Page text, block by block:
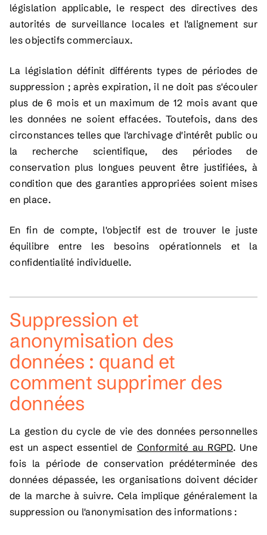
législation applicable, le respect des directives des
autorités de surveillance locales et l'alignement sur
les objectifs commerciaux.
La législation définit différents types de périodes de
suppression ; après expiration, il ne doit pas s'écouler
plus de 6 mois et un maximum de 12 mois avant que
les données ne soient effacées. Toutefois, dans des
circonstances telles que l'archivage d'intérêt public ou
la recherche scientifique, des périodes de
conservation plus longues peuvent être justifiées, à
condition que des garanties appropriées soient mises
en place.
En fin de compte, l'objectif est de trouver le juste
équilibre entre les besoins opérationnels et la
confidentialité individuelle.
Suppression et
anonymisation des
données : quand et
comment supprimer des
données
La gestion du cycle de vie des données personnelles
est un aspect essentiel de Conformité au RGPD. Une
fois la période de conservation prédéterminée des
données dépassée, les organisations doivent décider
de la marche à suivre. Cela implique généralement la
suppression ou l'anonymisation des informations :